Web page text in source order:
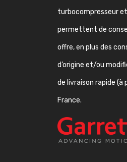
turbocompresseur
permettent de
offre, en plus des
d’origine et/ou
de livraison rapide
France.